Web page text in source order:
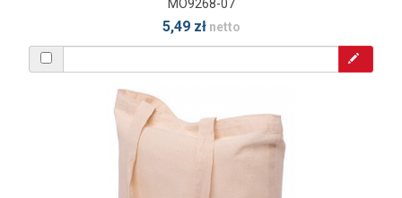
MO9268-07
5,49 złnetto